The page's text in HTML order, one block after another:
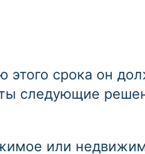
этого срока он
следующие
или